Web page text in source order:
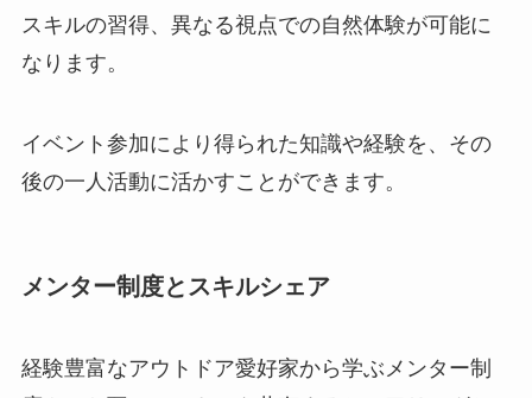
スキルの習得、異なる視点での自然体験が可能に
なります。
イベント参加により得られた知識や経験を、その
後の一人活動に活かすことができます。
メンター制度とスキルシェア
経験豊富なアウトドア愛好家から学ぶメンター制